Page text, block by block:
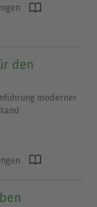
den
moderner